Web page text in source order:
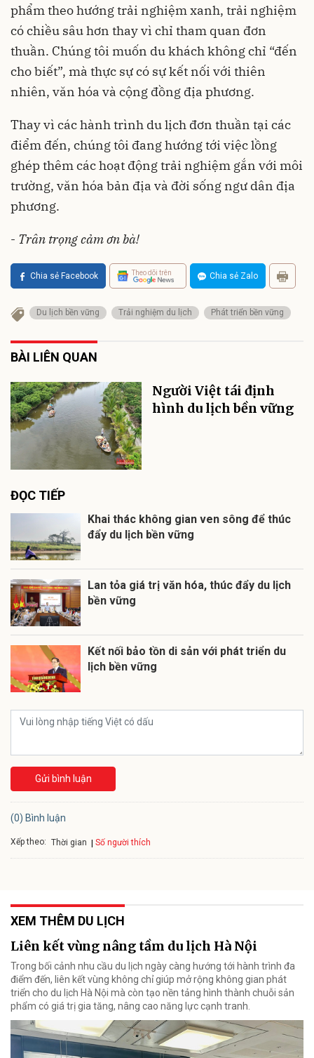
phẩm theo hướng trải nghiệm xanh, trải nghiệm
có chiều sâu hơn thay vì chỉ tham quan đơn
thuần. Chúng tôi muốn du khách không chỉ “đến
cho biết”, mà thực sự có sự kết nối với thiên
nhiên, văn hóa và cộng đồng địa phương.
Thay vì các hành trình du lịch đơn thuần tại các
điểm đến, chúng tôi đang hướng tới việc lồng
ghép thêm các hoạt động trải nghiệm gắn với môi
trường, văn hóa bản địa và đời sống ngư dân địa
phương.
- Trân trọng cảm ơn bà!
Chia sẻ Facebook Theo dõi trên Chia sẻ Zalo
Du lịch bền vững Trải nghiệm du lịch Phát triển bền vững
BÀI LIÊN QUAN
Người Việt tái định
hình du lịch bền vững
ĐỌC TIẾP
Khai thác không gian ven sông để thúc
đẩy du lịch bền vững
Lan tỏa giá trị văn hóa, thúc đẩy du lịch
bền vững
Kết nối bảo tồn di sản với phát triển du
lịch bền vững
Gửi bình luận
(0) Bình luận
Xếp theo: Thời gian Số người thích
XEM THÊM DU LỊCH
Liên kết vùng nâng tầm du lịch Hà Nội
Trong bối cảnh nhu cầu du lịch ngày càng hướng tới hành trình đa
điểm đến, liên kết vùng không chỉ giúp mở rộng không gian phát
triển cho du lịch Hà Nội mà còn tạo nền tảng hình thành chuỗi sản
phẩm có giá trị gia tăng, nâng cao năng lực cạnh tranh.